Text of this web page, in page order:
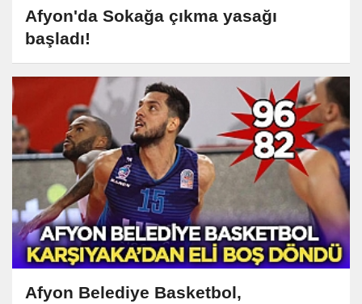
Afyon'da Sokağa çıkma yasağı
başladı!
Afyon Belediye Basketbol,